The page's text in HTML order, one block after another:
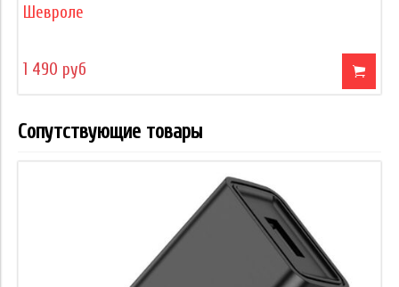
Шевроле
1 490 руб
Сопутствующие товары